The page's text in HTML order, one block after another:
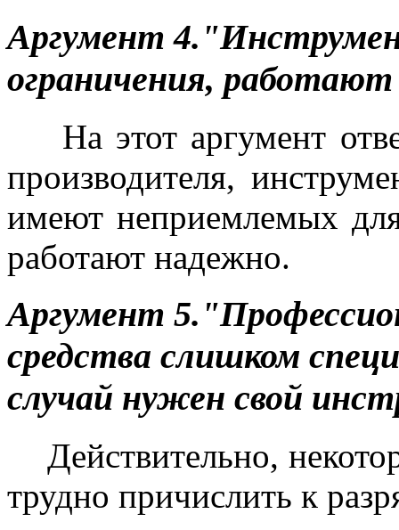
Аргумент
ограничения,
На этот аргумент
производителя,
имеют неприемлемых
работают надежно.
Аргумент
средства слишком
случай нужен свой
Действительно,
трудно причислить к